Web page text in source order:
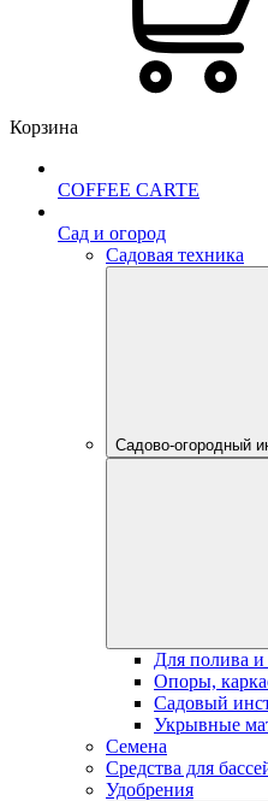
Корзина
COFFEE CARTE
Cад и огород
Садовая техника
Садово-огородный
Для полива
Опоры,
Садовый
Укрывные
Семена
Средства для
Удобрения